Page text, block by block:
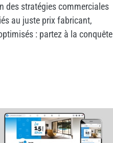
des stratégies commerciales
au juste prix fabricant,
: partez à la conquête